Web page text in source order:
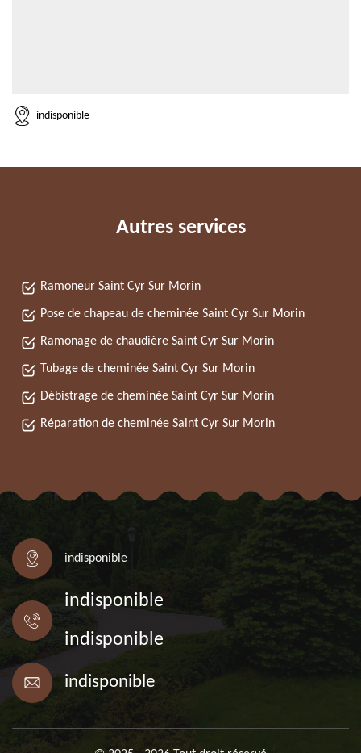
indisponible
Autres services
Ramoneur Saint Cyr Sur Morin
Pose de chapeau de cheminée Saint Cyr Sur Morin
Ramonage de chaudière Saint Cyr Sur Morin
Tubage de cheminée Saint Cyr Sur Morin
Débistrage de cheminée Saint Cyr Sur Morin
Réparation de cheminée Saint Cyr Sur Morin
indisponible
indisponible
indisponible
indisponible